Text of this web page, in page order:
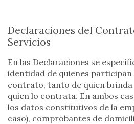
Declaraciones del
Servicios
En las Declaraciones se
identidad de quienes participan
contrato, tanto de quien
quien lo contrata. En ambos
los datos constitutivos de la
caso), comprobantes de